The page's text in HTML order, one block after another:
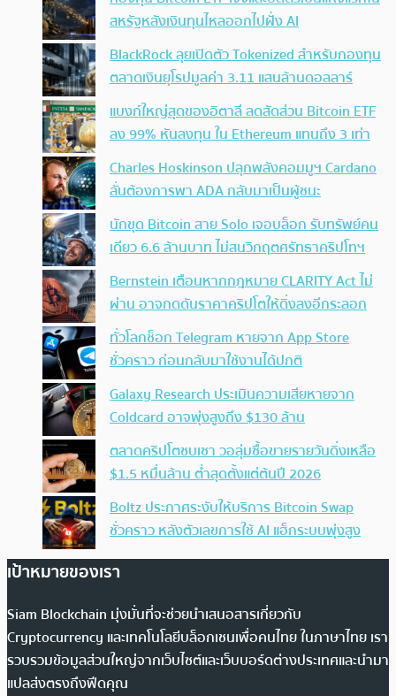
สหรัฐหลังเงินทุนไหลออกไปฝั่ง AI
BlackRock ลุยเปิดตัว Tokenized สำหรับกองทุน
ตลาดเงินยุโรปมูลค่า 3.11 แสนล้านดอลลาร์
แบงก์ใหญ่สุดของอิตาลี ลดสัดส่วน Bitcoin ETF
ลง 99% หันลงทุน ใน Ethereum แทนถึง 3 เท่า
Charles Hoskinson ปลุกพลังคอมมูฯ Cardano
ลั่นต้องการพา ADA กลับมาเป็นผู้ชนะ
นักขุด Bitcoin สาย Solo เจอบล็อก รับทรัพย์คน
เดียว 6.6 ล้านบาท ไม่สนวิกฤตศรัทธาคริปโทฯ
Bernstein เตือนหากกฎหมาย CLARITY Act ไม่
ผ่าน อาจกดดันราคาคริปโตให้ดิ่งลงอีกระลอก
ทั่วโลกช็อก Telegram หายจาก App Store
ชั่วคราว ก่อนกลับมาใช้งานได้ปกติ
Galaxy Research ประเมินความเสียหายจาก
Coldcard อาจพุ่งสูงถึง $130 ล้าน
ตลาดคริปโตซบเซา วอลุ่มซื้อขายรายวันดิ่งเหลือ
$1.5 หมื่นล้าน ต่ำสุดตั้งแต่ต้นปี 2026
Boltz ประกาศระงับให้บริการ Bitcoin Swap
ชั่วคราว หลังตัวเลขการใช้ AI แฮ็กระบบพุ่งสูง
เป้าหมายของเรา
Siam Blockchain มุ่งมั่นที่จะช่วยนำเสนอสารเกี่ยวกับ
Cryptocurrency และเทคโนโลยีบล็อกเชนเพื่อคนไทย ในภาษาไทย เรา
รวบรวมข้อมูลส่วนใหญ่จากเว็บไซต์และเว็บบอร์ดต่างประเทศและนำมา
แปลส่งตรงถึงฟีดคุณ